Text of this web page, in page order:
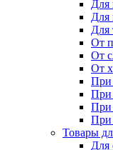
Для
Для
Для
От
От
От
При
При
При
При
Товары
Для